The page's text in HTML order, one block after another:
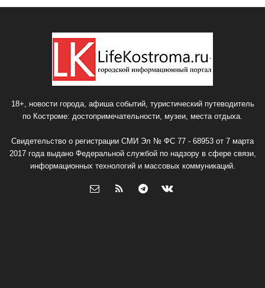
18+, новости города, афиша событий, туристический путеводитель
по Костроме: достопримечательности, музеи, места отдыха.
Свидетельство о регистрации СМИ Эл № ФС 77 - 68953 от 7 марта
2017 года выдано Федеральной службой по надзору в сфере связи,
информационных технологий и массовых коммуникаций.